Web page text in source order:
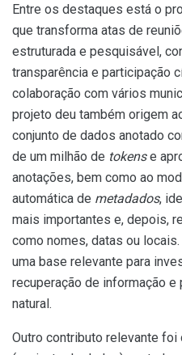
Entre os destaques está o
que transforma atas de
estruturada e pesquisável,
transparência e participação
colaboração com vários
projeto deu também origem
conjunto de dados anotado
de um milhão de tokense
anotações, bem como ao
automática de metadados,
mais importantes e, depois,
como nomes, datas ou
uma base relevante para
recuperação de informação
natural.
Outro contributo relevante foi